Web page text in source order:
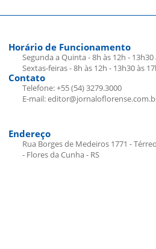
Horário de Funcionamento
Segunda a Quinta - 8h às 12h - 13h30
Sextas-feiras - 8h às 12h - 13h30 às
Contato
Telefone: +55 (54) 3279.3000
E-mail:
Endereço
Rua Borges de Medeiros 1771 -
- Flores da Cunha - RS